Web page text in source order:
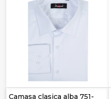
Camasa clasica alba 751-